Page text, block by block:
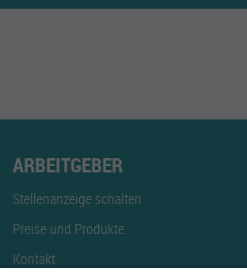
ARBEITGEBER
Stellenanzeige schalten
Preise und Produkte
Kontakt